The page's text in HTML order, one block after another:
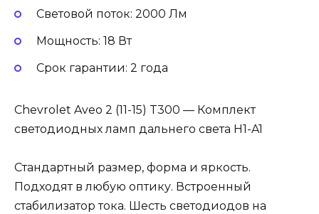
Световой поток: 2000 Лм
Мощность: 18 Вт
Cрок гарантии: 2 года
Chevrolet Aveo 2 (11-15) T300 — Комплект
светодиодных ламп дальнего света H1-A1
Стандартный размер, форма и яркость.
Подходят в любую оптику. Встроенный
стабилизатор тока. Шесть светодиодов на